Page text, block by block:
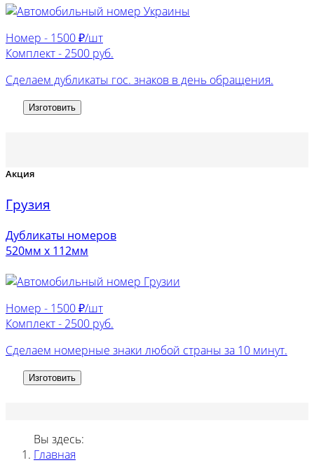
Номер - 1500 ₽/шт
Комплект - 2500 руб.
Сделаем дубликаты гос. знаков в день обращения.
Изготовить
Акция
Грузия
Дубликаты номеров
520мм х 112мм
Номер - 1500 ₽/шт
Комплект - 2500 руб.
Сделаем номерные знаки любой страны за 10 минут.
Изготовить
Вы здесь:
Главная